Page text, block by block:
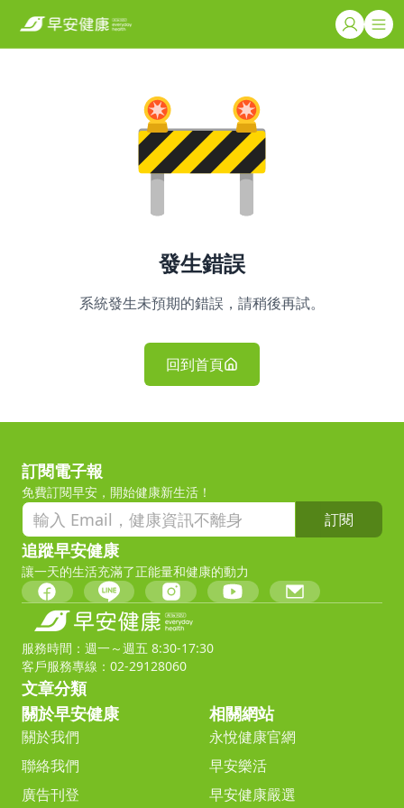
發生錯誤
系統發生未預期的錯誤，請稍後再試。
回到首頁
訂閱電子報
免費訂閱早安，開始健康新生活！
訂閱
追蹤早安健康
讓一天的生活充滿了正能量和健康的動力
服務時間：週一～週五 8:30-17:30
客戶服務專線：02-29128060
文章分類
關於早安健康
關於我們
聯絡我們
廣告刊登
相關網站
永悅健康官網
早安樂活
早安健康嚴選